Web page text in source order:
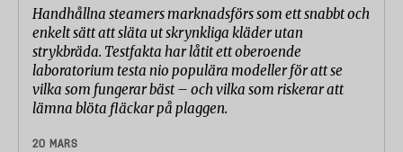
Handhållna steamers marknadsförs som ett snabbt och
enkelt sätt att släta ut skrynkliga kläder utan
strykbräda. Testfakta har låtit ett oberoende
laboratorium testa nio populära modeller för att se
vilka som fungerar bäst – och vilka som riskerar att
lämna blöta fläckar på plaggen.
20 MARS